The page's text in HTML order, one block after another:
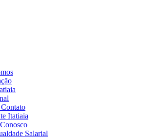
Itatiaia
Salarial